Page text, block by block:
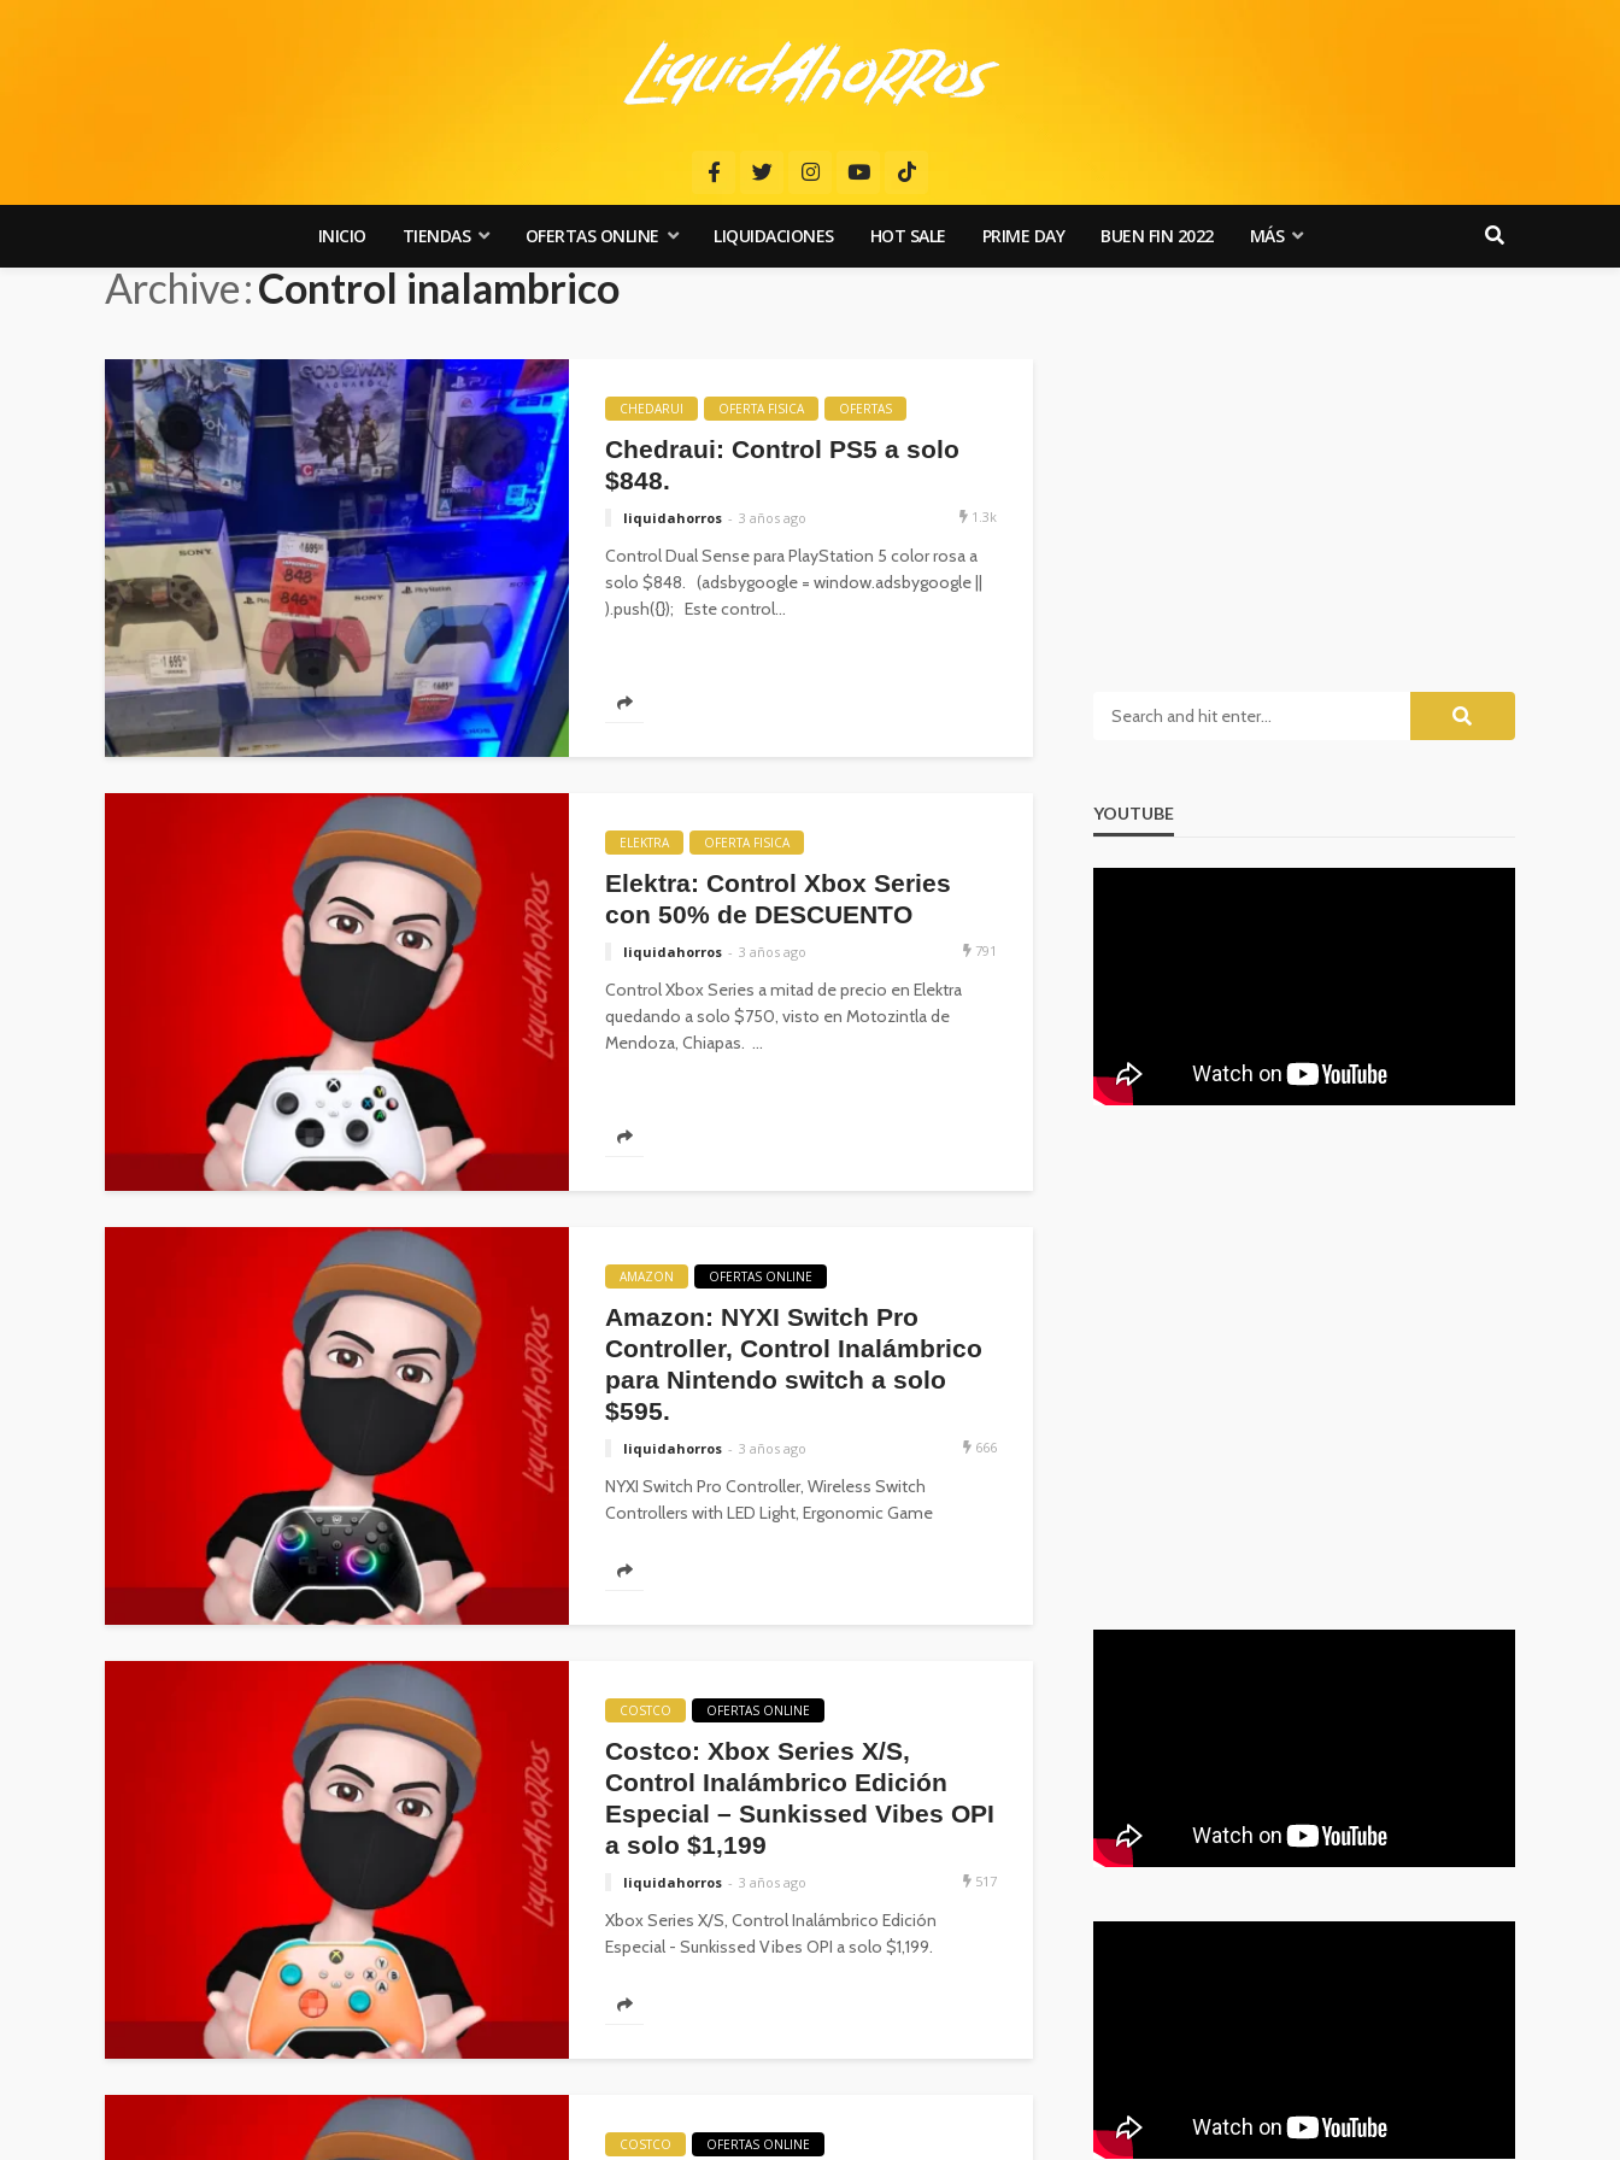
INICIO TIENDAS OFERTAS ONLINE LIQUIDACIONES HOT SALE PRIME DAY BUEN FIN 2022 MÁS
Archive Control inalambrico
CHEDARUI OFERTA FISICA OFERTAS
Chedraui: Control PS5 a solo
$848.
liquidahorros 3 años ago 1.3k
Control Dual Sense para PlayStation 5 color rosa a
solo $848. (adsbygoogle = window.adsbygoogle ||
).push({}); Este control...
ELEKTRA OFERTA FISICA
Elektra: Control Xbox Series
con 50% de DESCUENTO
liquidahorros 3 años ago 791
Control Xbox Series a mitad de precio en Elektra
quedando a solo $750, visto en Motozintla de
Mendoza, Chiapas. ...
AMAZON OFERTAS ONLINE
Amazon: NYXI Switch Pro
Controller, Control Inalámbrico
para Nintendo switch a solo
$595.
liquidahorros 3 años ago 666
NYXI Switch Pro Controller, Wireless Switch
Controllers with LED Light, Ergonomic Game
Switch/Switch Lite/Switch...
COSTCO OFERTAS ONLINE
Costco: Xbox Series X/S,
Control Inalámbrico Edición
Especial – Sunkissed Vibes OPI
a solo $1,199
liquidahorros 3 años ago 517
Xbox Series X/S, Control Inalámbrico Edición
Especial - Sunkissed Vibes OPI a solo $1,199.
Acerca...
COSTCO OFERTAS ONLINE
YOUTUBE